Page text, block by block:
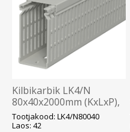
Kilbikarbik LK4/N
80x40x2000mm (KxLxP),
hall, OBO
Tootjakood: LK4/N80040
Laos: 42